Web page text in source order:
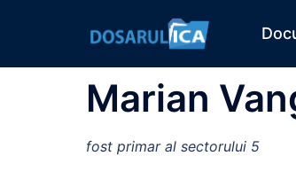
Marian
fost primar al sectorului 5